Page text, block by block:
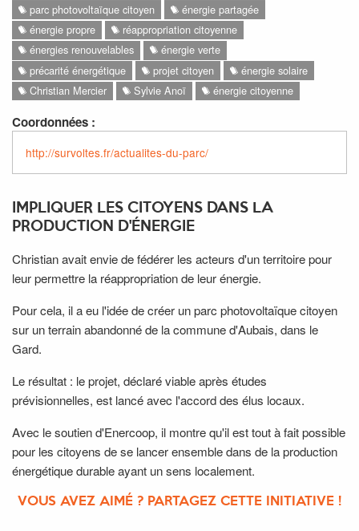
parc photovoltaïque citoyen
énergie partagée
énergie propre
réappropriation citoyenne
énergies renouvelables
énergie verte
précarité énergétique
projet citoyen
énergie solaire
Christian Mercier
Sylvie Anoï énergie citoyenne
Coordonnées :
http://survoltes.fr/actualites-du-parc/
IMPLIQUER LES CITOYENS DANS LA
PRODUCTION D'ÉNERGIE
Christian avait envie de fédérer les acteurs d'un territoire pour
leur permettre la réappropriation de leur énergie.
Pour cela, il a eu l'idée de créer un parc photovoltaïque citoyen
sur un terrain abandonné de la commune d'Aubais, dans le
Gard.
Le résultat : le projet, déclaré viable après études
prévisionnelles, est lancé avec l'accord des élus locaux.
Avec le soutien d'Enercoop, il montre qu'il est tout à fait possible
pour les citoyens de se lancer ensemble dans de la production
énergétique durable ayant un sens localement.
VOUS AVEZ AIMÉ ? PARTAGEZ CETTE INITIATIVE !